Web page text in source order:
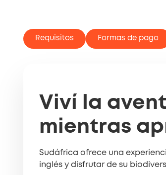
Requisitos Formas de pago
Viví la
mientras
Sudáfrica ofrece una
inglés y disfrutar de su